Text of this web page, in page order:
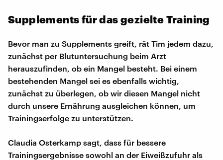
Supplements für das gezielte Training
Bevor man zu Supplements greift, rät Tim jedem dazu,
zunächst per Blutuntersuchung beim Arzt
herauszufinden, ob ein Mangel besteht. Bei einem
bestehenden Mangel sei es ebenfalls wichtig,
zunächst zu überlegen, ob wir diesen Mangel nicht
durch unsere Ernährung ausgleichen können, um
Trainingserfolge zu unterstützen.
Claudia Osterkamp sagt, dass für bessere
Trainingsergebnisse sowohl an der Eiweißzufuhr als